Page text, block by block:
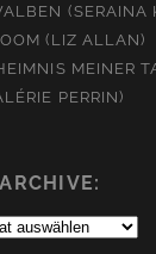
(SERAINA
(LIZ ALLAN)
MEINER
PERRIN)
ARCHIVE: